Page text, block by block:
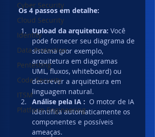
Cyber Security
Cloud Security
Identity
Data Protection
Pentesting
Code Security
ITSM
Platform Engineering
Os 4 passos em detalhe:
Upload da arquitetura: Você
pode fornecer seu diagrama de
sistema (por exemplo,
arquitetura em diagramas
UML, fluxos, whiteboard) ou
descrever a arquitetura em
linguagem natural.
Análise pela IA : O motor de IA
identifica automaticamente os
componentes e possíveis
ameaças.